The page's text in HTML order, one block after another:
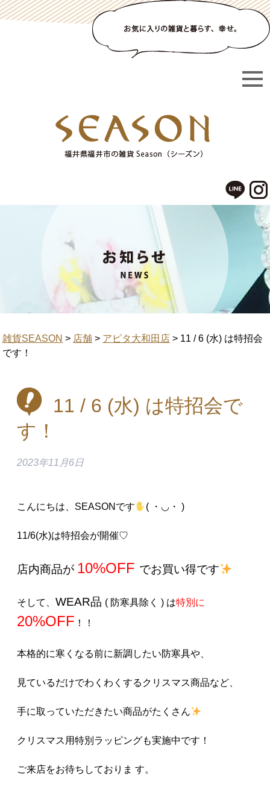
雑貨SEASON > 店舗 > アピタ大和田店 > 11 / 6 (水) は特招会
です！
11 / 6 (水) は特招会で
す！
2023年11月6日
こんにちは、SEASONです ( ・◡・ )
11/6(水)は特招会が開催♡
店内商品が 10%OFF でお買い得です
そして、 WEAR品 ( 防寒具除く ) は特別に
20%OFF ！！
本格的に寒くなる前に新調したい防寒具や、
見ているだけでわくわくするクリスマス商品など、
手に取っていただきたい商品がたくさん
クリスマス用特別ラッピングも実施中です！
ご来店をお待ちしておりま す。